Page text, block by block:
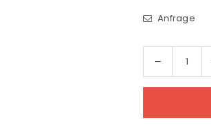
Anfrage
Menge
für
Aufkleber
verringern